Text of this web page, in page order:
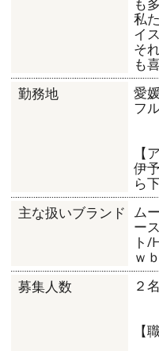
も
私
イス
そ
も
勤務地
愛
フ
【
伊
ら
主な扱いブランド ム
ー
ト/
ｗ
募集人数
２名
【